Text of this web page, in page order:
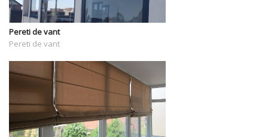
Pereti de vant
Pereti de vant